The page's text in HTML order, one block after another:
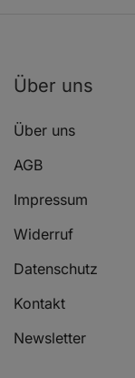
Über uns
Über uns
AGB
Impressum
Widerruf
Datenschutz
Kontakt
Newsletter